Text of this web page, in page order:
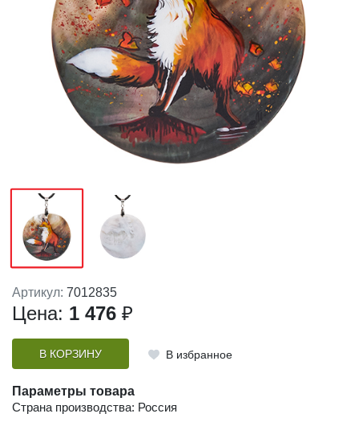
Артикул: 7012835
Цена: 1 476 ₽
В КОРЗИНУ В избранное
Параметры товара
Страна производства: Россия